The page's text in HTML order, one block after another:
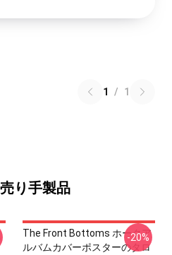
1 / 1
り手製品
The Front Bottoms ホークア
ルバムカバーポスターのタロ
-20%